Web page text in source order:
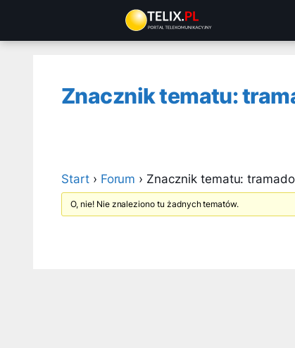
treści
Znacznik tematu:
Start › Forum › Znacznik tematu:
O, nie! Nie znaleziono tu żadnych tematów.